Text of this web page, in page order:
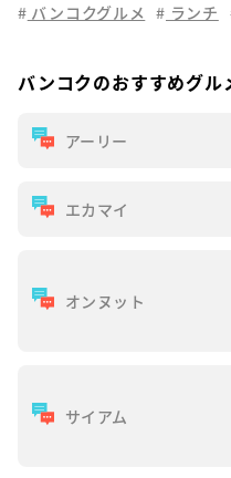
バンコクグルメ
ランチ
バンコクのおすすめグル
アーリー
エカマイ
オンヌット
サイアム